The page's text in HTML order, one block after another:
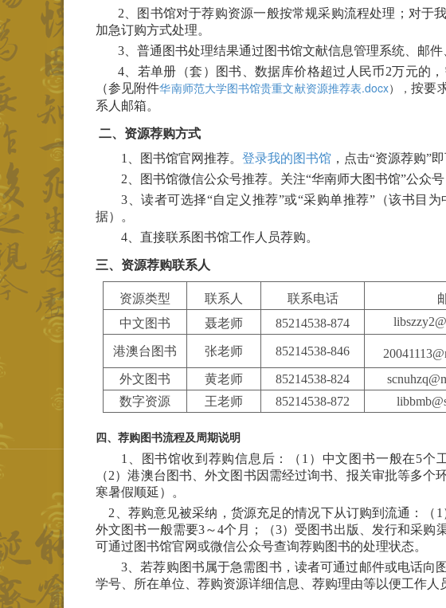
2、图书馆对于荐购资源一般按常规采购流程处理；对于
加急订购方式处理。
3、普通图书处理结果通过图书馆文献信息管理系统、邮
4、若单册（套）图书、数据库价格超过人民币2万元的
（参见附件华南师范大学图书馆贵重文献资源推荐表.docx），按要
系人邮箱。
二、资源荐购方式
1、
图书馆官网推荐。 登录我的图书馆 ，点击“资源荐购”
2、
图书馆微信公众号推荐。关注“华南师大图书馆”公众号
3、读者可选择“自定义推荐”或“采购单推荐”（该书目
据）。
4、 直接联系图书馆工作人员荐购。
三、资源荐购联系人
资源类型 联系人 联系电话
中文图书
聂老师 85214538-874
港澳台图书 张老师 85214538-846
外文图书
黄老师 85214538-824
数字资源
王老师 85214538-872
四、荐购图书流程及周期说明
1、图书馆收到荐购信息后：（1）中文图书一般在5个
（2）港澳台图书、外文图书因需经过询书、报关审批等多个
寒暑假顺延）。
2、荐购意见被采纳，货源充足的情况下从订购到流通：（
外文图书一般需要3～4个月；（3）受图书出版、发行和采
可通过图书馆官网或微信公众号查询荐购图书的处理状态。
3、若荐购图书属于急需图书，读者可通过邮件或电话向
学号、所在单位、荐购资源详细信息、荐购理由等以便工作人